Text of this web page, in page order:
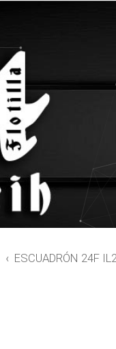
ESCUADRÓN 24F